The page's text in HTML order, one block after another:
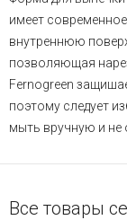
имеет
внутреннюю
позволяющая
Fernogreen
поэтому следует
мыть вручную и не
Все товары